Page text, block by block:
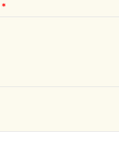
*